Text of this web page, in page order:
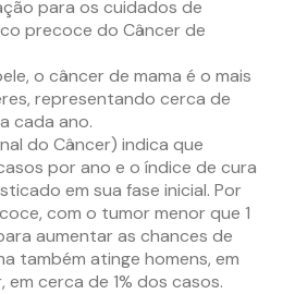
para os cuidados de
precoce do Câncer de
o câncer de mama é o mais
representando cerca de
cada ano.
do Câncer) indica que
por ano e o índice de cura
em sua fase inicial. Por
com o tumor menor que 1
aumentar as chances de
também atinge homens, em
cerca de 1% dos casos.